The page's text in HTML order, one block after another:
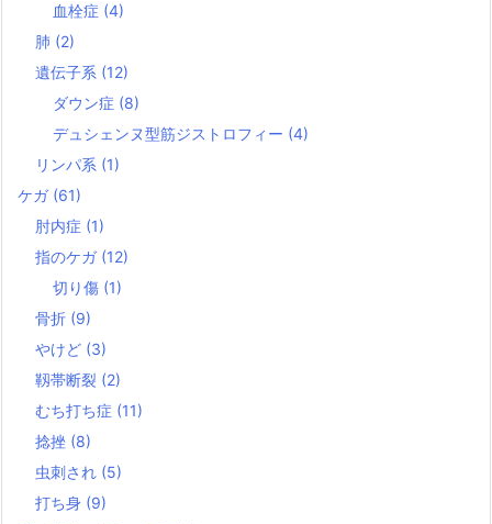
血栓症 (4)
肺 (2)
遺伝子系 (12)
ダウン症 (8)
デュシェンヌ型筋ジストロフィー (4)
リンパ系 (1)
ケガ (61)
肘内症 (1)
指のケガ (12)
切り傷 (1)
骨折 (9)
やけど (3)
靱帯断裂 (2)
むち打ち症 (11)
捻挫 (8)
虫刺され (5)
打ち身 (9)